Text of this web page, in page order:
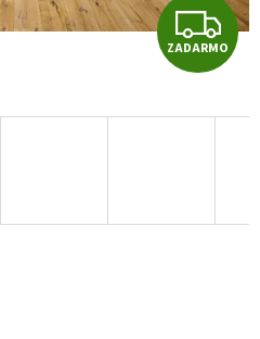
Z
A
D
ZADARMO